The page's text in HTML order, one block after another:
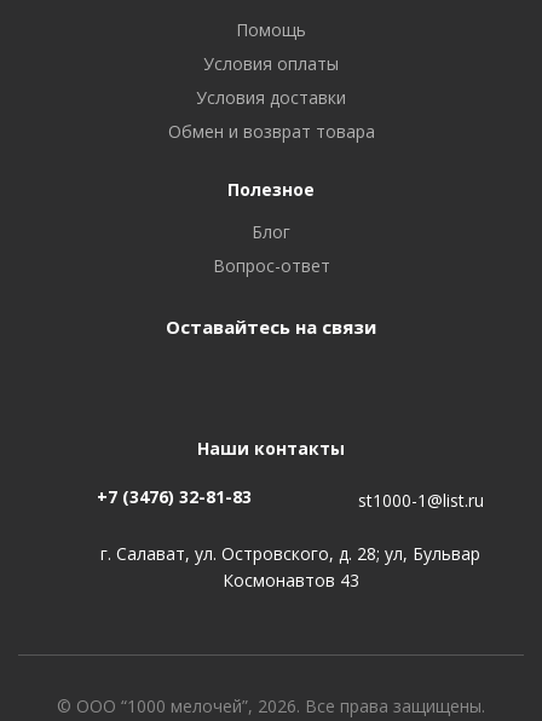
Помощь
Условия оплаты
Условия доставки
Обмен и возврат товара
Полезное
Блог
Вопрос-ответ
Оставайтесь на связи
Наши контакты
+7 (3476) 32-81-83 st1000-1@list.ru
г. Салават, ул. Островского, д. 28; ул, Бульвар
Космонавтов 43
© ООО “1000 мелочей”, 2026. Все права защищены.